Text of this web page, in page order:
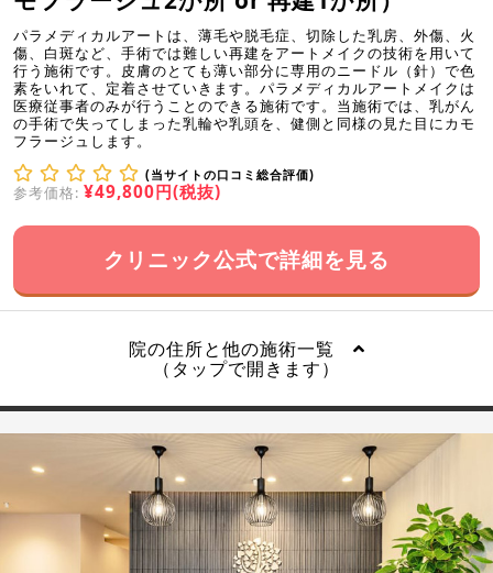
パラメディカルアートは、薄毛や脱毛症、切除した乳房、外傷、火
傷、白斑など、手術では難しい再建をアートメイクの技術を用いて
行う施術です。皮膚のとても薄い部分に専用のニードル（針）で色
素をいれて、定着させていきます。パラメディカルアートメイクは
医療従事者のみが行うことのできる施術です。当施術では、乳がん
の手術で失ってしまった乳輪や乳頭を、健側と同様の見た目にカモ
フラージュします。
(当サイトの口コミ総合評価)
参考価格: ¥49,800円(税抜)
クリニック公式で詳細を見る
院の住所と他の施術一覧
（タップで開きます）